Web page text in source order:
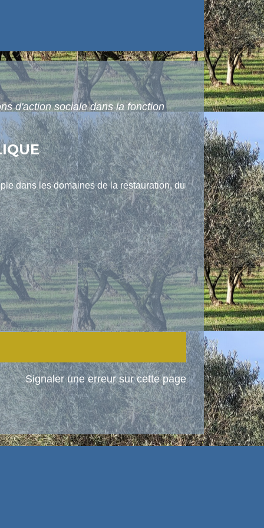
d'action sociale dans la fonction
dans les domaines de la restauration, du
Signaler une erreur sur cette page